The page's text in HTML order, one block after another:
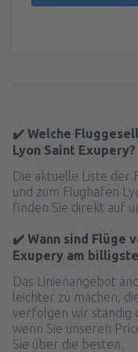
✔️ Welche
Lyon Saint Exupery?
Die aktuelle Liste der
und zum Flughafen
finden Sie direkt auf
✔️ Wann sind Flüge
Exupery am
Das Linienangebot
leichter zu machen,
verfolgen wir ständig
wenn Sie unseren
Sie über die besten.